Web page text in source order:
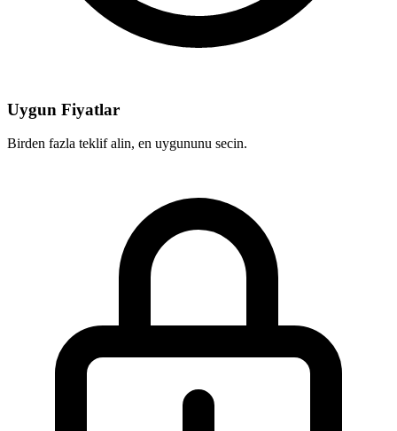
Uygun Fiyatlar
Birden fazla teklif alin, en uygununu secin.